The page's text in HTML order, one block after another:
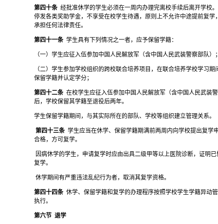
第四十条 经批准休学的学生必须在一周内办理完离校手续后离开学校
停发各类奖助学金，不享受在校学生待遇，原则上不允许中途提前复学
承担任何法律责任。
第四十一条 学生具有下列情况之一者，应予保留学籍：
（一）学生应征入伍参加中国人民解放军（含中国人民武装警察部队）
（二）学生参加学校组织的跨校联合培养项目，在联合培养学校学习期
保留学籍并认定学分；
第四十二条 在校学生应征入伍参加中国人民解放军（含中国人民武装
后，学校保留其学籍至退役后两年。
学生保留学籍期间，与其实际所在的部队、学校等组织建立管理关系。
第四十三条 学生应当在休学、保留学籍期满前两周内向学校提出复学
合格，方可复学。
因病休学的学生，申请复学时应由出具二级甲等以上医院诊断，证明
复学。
休学期间有严重违法乱纪行为者，取消其复学资格。
第四十四条 休学、保留学籍和复学的办理程序按照学校学生学籍异动
执行。
第六节 退学